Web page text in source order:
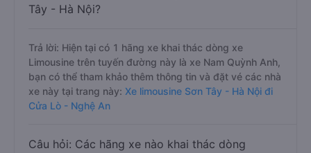
Tây - Hà Nội?
Trả lời: Hiện tại có 1 hãng xe khai thác dòng xe
Limousine trên tuyến đường này là xe Nam Quỳnh Anh,
bạn có thể tham khảo thêm thông tin và đặt vé các nhà
xe này tại trang này: Xe limousine Sơn Tây - Hà Nội đi
Cửa Lò - Nghệ An
Câu hỏi: Các hãng xe nào khai thác dòng